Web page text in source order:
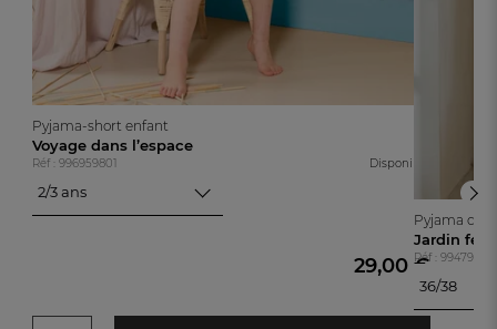
Pyjama-short enfant
Voyage dans l’espace
Réf : 996959801 Disponible
2/3 ans
29,00 €
Pyjama
Jardin
Réf : 994798101
36/38